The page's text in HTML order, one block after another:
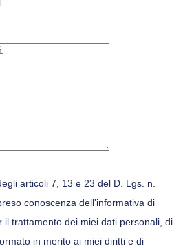
articoli 7, 13 e 23 del D. Lgs. n.
conoscenza dell'informativa di
il trattamento dei miei dati personali, di
in merito ai miei diritti e di